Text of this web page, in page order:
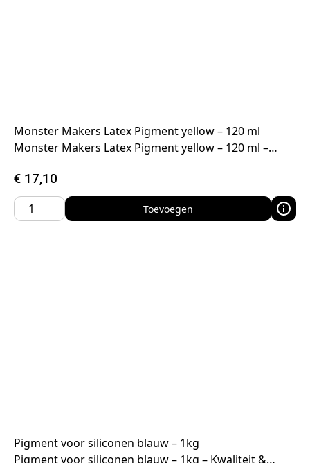
Monster Makers Latex Pigment yellow – 120 ml
Monster Makers Latex Pigment yellow – 120 ml –…
€ 17,10
Toevoegen
Pigment voor siliconen blauw – 1kg
Pigment voor siliconen blauw – 1kg – Kwaliteit &…